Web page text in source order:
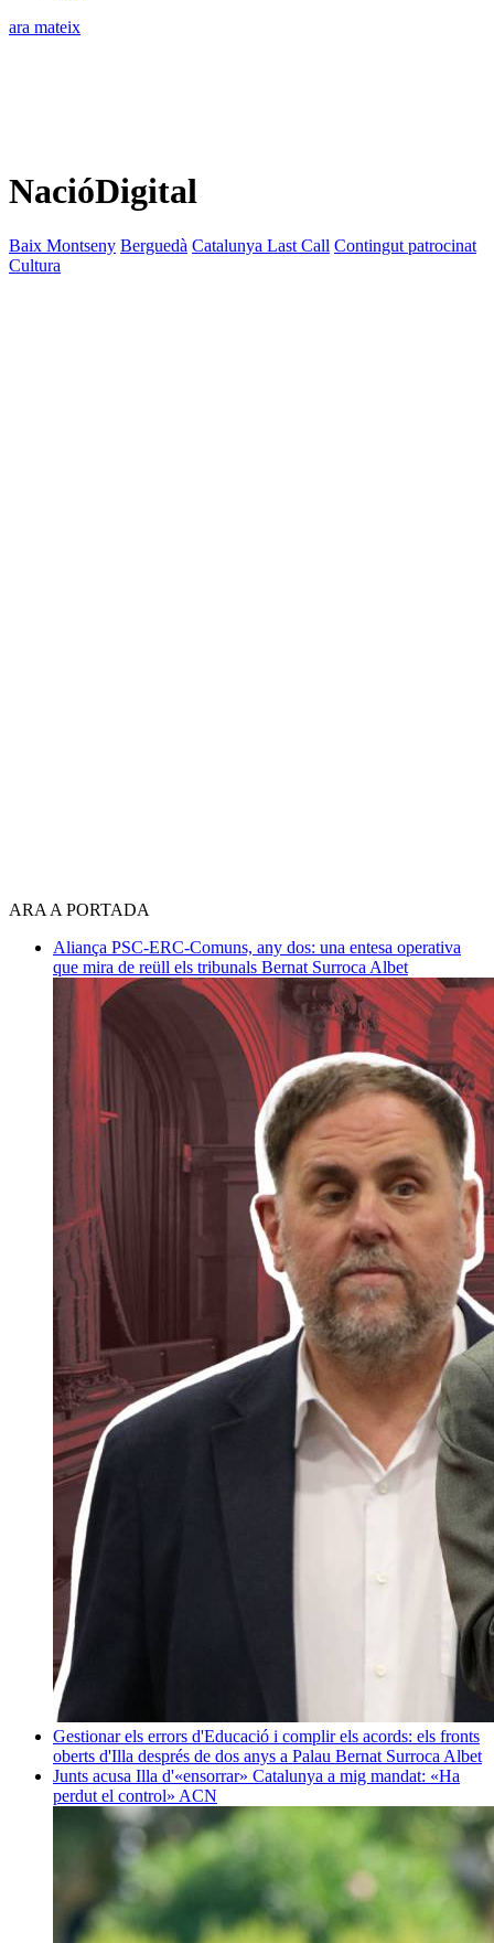
ara mateix
NacióDigital
Baix Montseny Berguedà Catalunya Last Call Contingut patrocinat
Cultura
ARA A PORTADA
Aliança PSC-ERC-Comuns, any dos: una entesa operativa
que mira de reüll els tribunals Bernat Surroca Albet
Gestionar els errors d'Educació i complir els acords: els fronts
oberts d'Illa després de dos anys a Palau Bernat Surroca Albet
Junts acusa Illa d'«ensorrar» Catalunya a mig mandat: «Ha
perdut el control» ACN